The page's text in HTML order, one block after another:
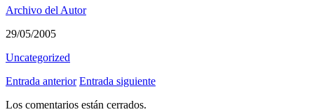
Archivo del Autor
29/05/2005
Uncategorized
Entrada anterior Entrada siguiente
Los comentarios están cerrados.